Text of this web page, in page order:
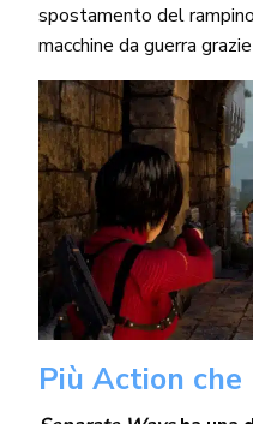
spostamento del
macchine da guerra
Più Action